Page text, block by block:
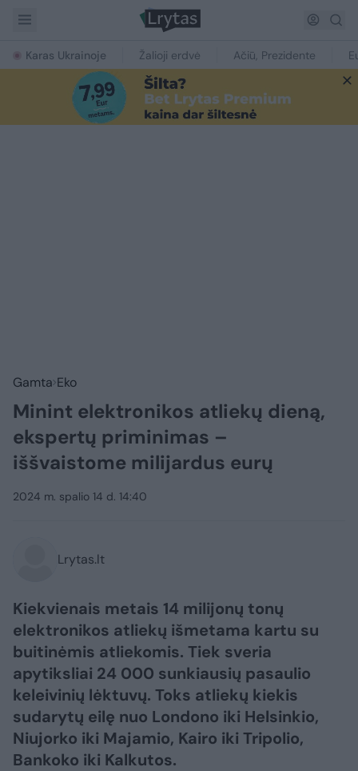
Karas Ukrainoje Žalioji erdvė Ačiū, Prezidente
Gamta Eko
Minint elektronikos atliekų dieną,
ekspertų priminimas –
iššvaistome milijardus eurų
2024 m. spalio 14 d. 14:40
Lrytas.lt
​Kiekvienais metais 14 milijonų tonų
elektronikos atliekų išmetama kartu su
buitinėmis atliekomis. Tiek sveria
apytiksliai 24 000 sunkiausių pasaulio
keleivinių lėktuvų. Toks atliekų kiekis
sudarytų eilę nuo Londono iki Helsinkio,
Niujorko iki Majamio, Kairo iki Tripolio,
Bankoko iki Kalkutos.